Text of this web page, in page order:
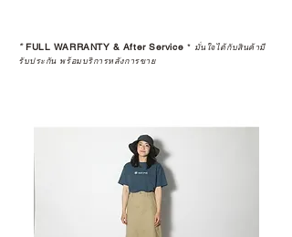
*FULL WARRANTY & After Service * มั่นใจได้กับสินค้ามี
รับประกัน พร้อมบริการหลังการขาย